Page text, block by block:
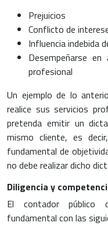
Prejuicios
Conflicto de
Influencia indebida
Desempeñarse
profesional
Un ejemplo de lo
realice sus servicios
pretenda emitir un
mismo cliente, es
fundamental de
no debe realizar dicho
Diligencia y
El contador público
fundamental con las